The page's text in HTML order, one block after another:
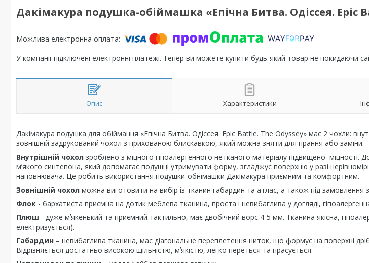
Дакімакура подушка-обіймашка «Епічна Битва. Одіссея. Epic
У компанії підключені електронні платежі. Тепер ви можете купити будь-який товар не покидаючи
Опис Характеристики
Дакімакура подушка для обіймання «Епічна Битва. Одіссея. Epic Battle. The Odyssey» має 2 чохли:
зовнішній задрукований чохол з прихованою блискавкою, який можна зняти для прання або заміни.
Внутрішній чохол зроблено з міцного гіпоалергенного нетканого матеріалу підвищеної
мʼякого синтепона, який допомагає подушці утримувати форму, згладжує поверхню у разі
наповнювача. Це робить використання подушки-обнімашки Дакімакура приємним та комфортним.
Зовнішній чохол можна виготовити на вибір із тканин габардин та атлас, а також під
Флок - бархатиста приємна на дотик меблева тканина, проста і невибаглива у догляді,
Плюш - дуже мʼякенький та приємний тактильно, має двобічний ворс 4-5 мм. Тканина якісна,
електризується).
Габардин – невибаглива тканина, має діагональне переплетення ниток, що формує на поверхні
Відрізняється достатньо високою щільністю, мʼякістю, легко переться та прасується.